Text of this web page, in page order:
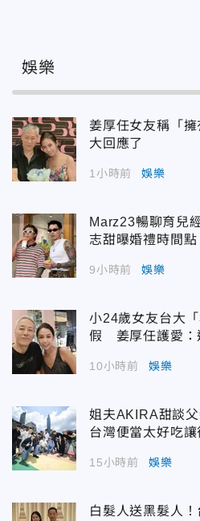
娛樂
姜厚任女友稱「
大回應了
1小時前 娛樂
Marz23暢聊育兒
志甜曝婚禮時間點
9小時前 娛樂
小24歲女友台大
假 姜厚任護愛：
10小時前 娛樂
姐夫AKIRA甜談
台灣便當太好吃
15小時前 娛樂
白髮人送黑髮人